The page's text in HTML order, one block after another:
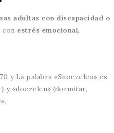
adultas con discapacidad o
con estrés emocional,
y La palabra «Snoezelen» es
y «doezelen» (dormitar,